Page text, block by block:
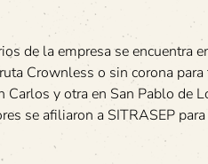
de la empresa se encuentra
Crownless o sin corona para
Carlos y otra en San Pablo de
se afiliaron a SITRASEP